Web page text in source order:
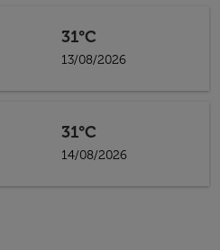
31°C
13/08/2026
31°C
14/08/2026